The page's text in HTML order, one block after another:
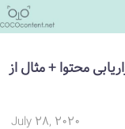
محتوا + مثال از
July 28, 2020